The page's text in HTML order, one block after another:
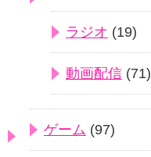
ラジオ (19)
動画配信 (71)
ゲーム (97)